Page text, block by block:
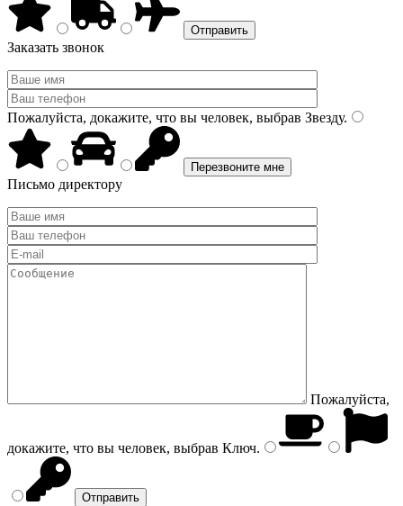
Заказать звонок
Пожалуйста, докажите, что вы человек, выбрав Звезду.
Письмо директору
Пожалуйста,
докажите, что вы человек, выбрав Ключ.